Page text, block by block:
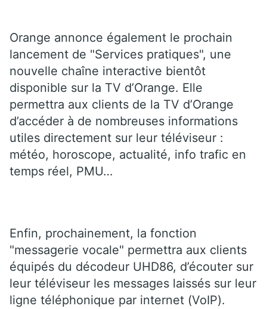
Orange annonce également le prochain
lancement de "Services pratiques", une
nouvelle chaîne interactive bientôt
disponible sur la TV d’Orange. Elle
permettra aux clients de la TV d’Orange
d’accéder à de nombreuses informations
utiles directement sur leur téléviseur :
météo, horoscope, actualité, info trafic en
temps réel, PMU…
Enfin, prochainement, la fonction
"messagerie vocale" permettra aux clients
équipés du décodeur UHD86, d’écouter sur
leur téléviseur les messages laissés sur leur
ligne téléphonique par internet (VoIP).